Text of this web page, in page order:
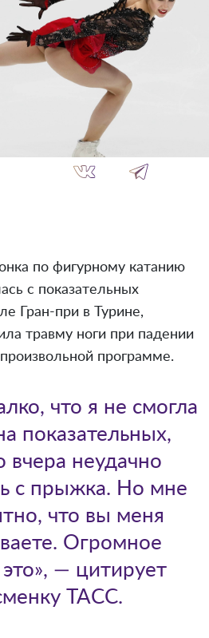
по фигурному катанию
с показательных
Гран-при в Турине,
травму ноги при падении
программе.
что я не смогла
показательных,
вчера неудачно
с прыжка. Но мне
что вы меня
Огромное
— цитирует
ТАСС.